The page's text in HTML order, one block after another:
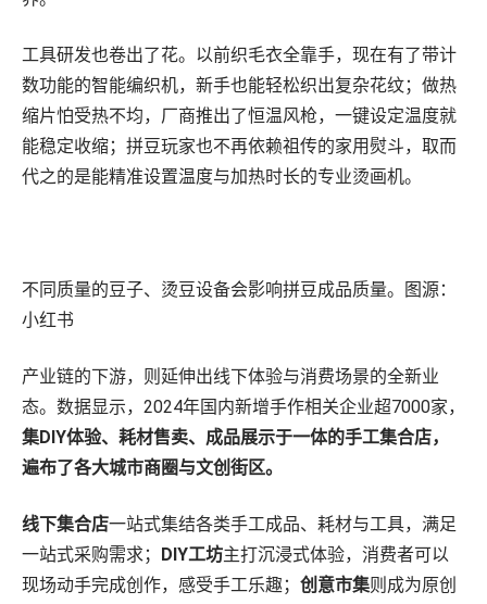
工具研发也卷出了花。以前织毛衣全靠手，现在有了带计
数功能的智能编织机，新手也能轻松织出复杂花纹；做热
缩片怕受热不均，厂商推出了恒温风枪，一键设定温度就
能稳定收缩；拼豆玩家也不再依赖祖传的家用熨斗，取而
代之的是能精准设置温度与加热时长的专业烫画机。
不同质量的豆子、烫豆设备会影响拼豆成品质量。图源：
小红书
产业链的下游，则延伸出线下体验与消费场景的全新业
态。数据显示，2024年国内新增手作相关企业超7000家，
集DIY体验、耗材售卖、成品展示于一体的手工集合店，
遍布了各大城市商圈与文创街区。
线下集合店一站式集结各类手工成品、耗材与工具，满足
一站式采购需求； DIY工坊主打沉浸式体验，消费者可以
现场动手完成创作，感受手工乐趣； 创意市集则成为原创